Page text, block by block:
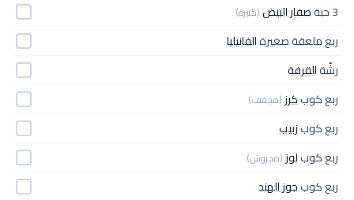
3 حبة
صفار البيض(كبيرة)
ربع ملعقة صغيرةالفانيليا
رشّةالقرفة
ربع كوبكرز (مجفف)
ربع كوبزبيب
ربع كوبلوز (مجروش)
ربع كوبجوز الهند